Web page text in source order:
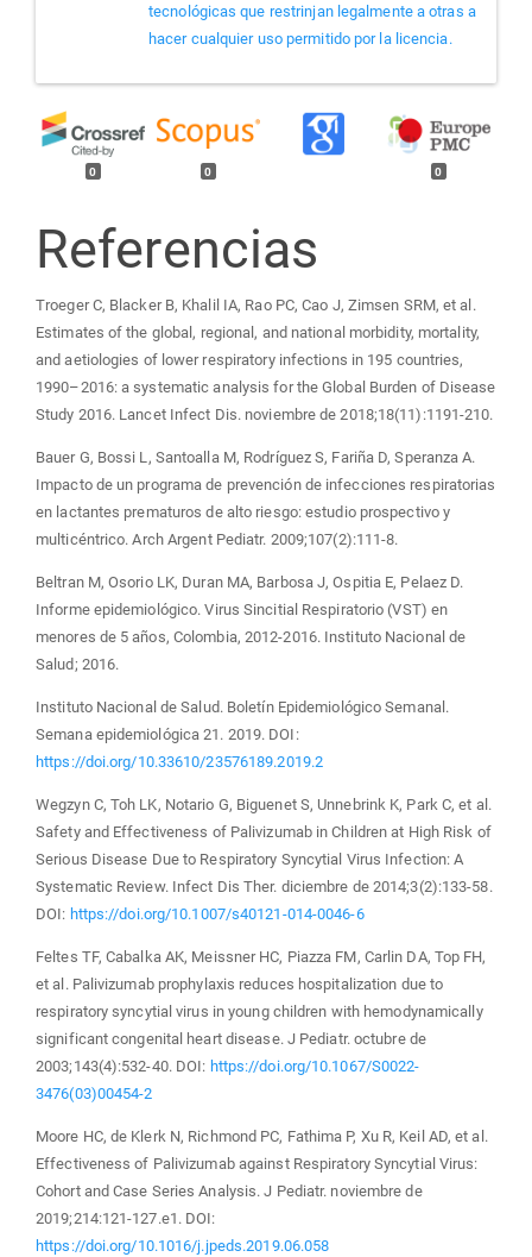
tecnológicas que restrinjan legalmente a otras a
hacer cualquier uso permitido por la licencia.
0 0 0
Referencias
Troeger C, Blacker B, Khalil IA, Rao PC, Cao J, Zimsen SRM, et al.
Estimates of the global, regional, and national morbidity, mortality,
and aetiologies of lower respiratory infections in 195 countries,
1990–2016: a systematic analysis for the Global Burden of Disease
Study 2016. Lancet Infect Dis. noviembre de 2018;18(11):1191-210.
Bauer G, Bossi L, Santoalla M, Rodríguez S, Fariña D, Speranza A.
Impacto de un programa de prevención de infecciones respiratorias
en lactantes prematuros de alto riesgo: estudio prospectivo y
multicéntrico. Arch Argent Pediatr. 2009;107(2):111-8.
Beltran M, Osorio LK, Duran MA, Barbosa J, Ospitia E, Pelaez D.
Informe epidemiológico. Virus Sincitial Respiratorio (VST) en
menores de 5 años, Colombia, 2012-2016. Instituto Nacional de
Salud; 2016.
Instituto Nacional de Salud. Boletín Epidemiológico Semanal.
Semana epidemiológica 21. 2019. DOI:
https://doi.org/10.33610/23576189.2019.2
Wegzyn C, Toh LK, Notario G, Biguenet S, Unnebrink K, Park C, et al.
Safety and Effectiveness of Palivizumab in Children at High Risk of
Serious Disease Due to Respiratory Syncytial Virus Infection: A
Systematic Review. Infect Dis Ther. diciembre de 2014;3(2):133-58.
DOI: https://doi.org/10.1007/s40121-014-0046-6
Feltes TF, Cabalka AK, Meissner HC, Piazza FM, Carlin DA, Top FH,
et al. Palivizumab prophylaxis reduces hospitalization due to
respiratory syncytial virus in young children with hemodynamically
significant congenital heart disease. J Pediatr. octubre de
2003;143(4):532-40. DOI: https://doi.org/10.1067/S0022-
3476(03)00454-2
Moore HC, de Klerk N, Richmond PC, Fathima P, Xu R, Keil AD, et al.
Effectiveness of Palivizumab against Respiratory Syncytial Virus:
Cohort and Case Series Analysis. J Pediatr. noviembre de
2019;214:121-127.e1. DOI:
https://doi.org/10.1016/j.jpeds.2019.06.058